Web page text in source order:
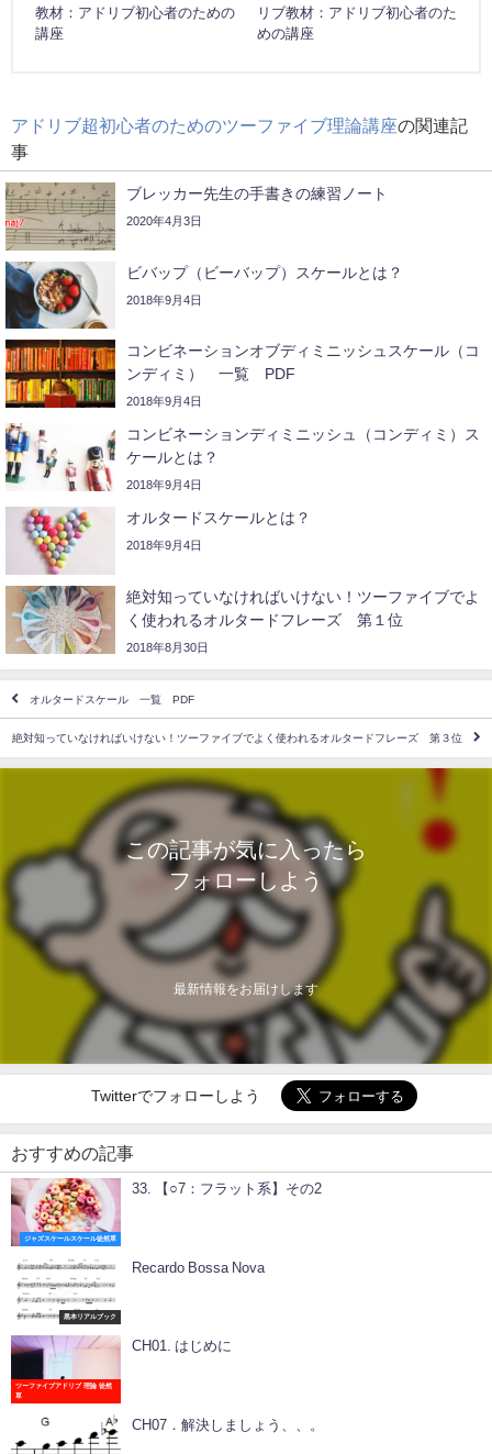
教材：アドリブ初心者のための
講座
リブ教材：アドリブ初心者のた
めの講座
アドリブ超初心者のためのツーファイブ理論講座の関連記
事
ブレッカー先生の手書きの練習ノート
2020年4月3日
ビバップ（ビーバップ）スケールとは？
2018年9月4日
コンビネーションオブディミニッシュスケール（コ
ンディミ） 一覧 PDF
2018年9月4日
コンビネーションディミニッシュ（コンディミ）ス
ケールとは？
2018年9月4日
オルタードスケールとは？
2018年9月4日
絶対知っていなければいけない！ツーファイブでよ
く使われるオルタードフレーズ 第１位
2018年8月30日
オルタードスケール 一覧 PDF
絶対知っていなければいけない！ツーファイブでよく使われるオルタードフレーズ 第３位
この記事が気に入ったら
フォローしよう
最新情報をお届けします
Twitterでフォローしよう
おすすめの記事
ジャズスケールスケール徒然草
33. 【○7：フラット系】その2
黒本リアルブック
Recardo Bossa Nova
ツーファイブアドリブ 理論 徒然
草
CH01. はじめに
CH07．解決しましょう、、。